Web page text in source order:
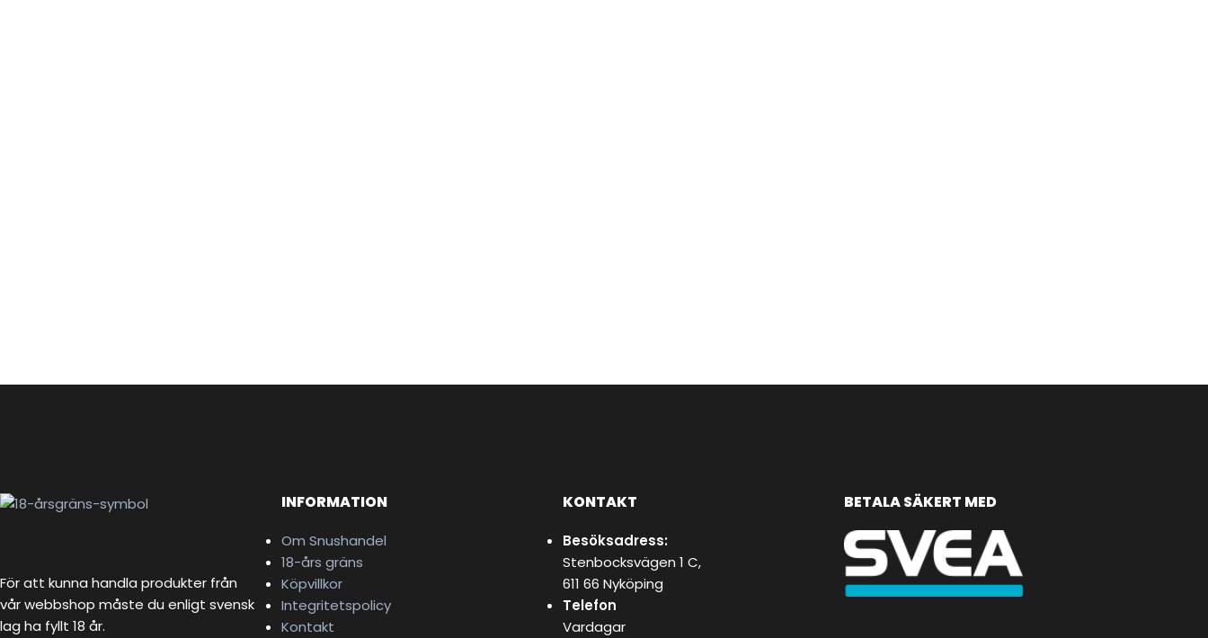
För att kunna handla produkter från
vår webbshop måste du enligt svensk
lag ha fyllt 18 år.
INFORMATION
Om Snushandel
18-års gräns
Köpvillkor
Integritetspolicy
Kontakt
KONTAKT
Besöksadress:
Stenbocksvägen 1 C,
611 66 Nyköping
Telefon
Vardagar
BETALA SÄKERT MED